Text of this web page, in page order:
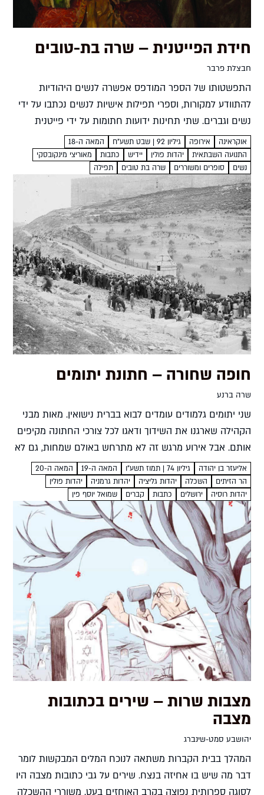
חידת הפייטנית – שרה בת-טובים
חבצלת פרבר
התפשטותו של הספר המודפס אפשרה לנשים היהודיות
להתוודע למקורות, וספרי תפילות אישיות לנשים נכתבו על ידי
נשים וגברים. שתי תחינות ידועות חתומות על ידי פייטנית
מסתורית בשם שרה בת-טובים חבצלת פרבר מסך מסתורין
אופף את...
אוקראינה אירופה גיליון 92 | שבט תשע"ח
המאה ה-18
התנועה השבתאית
יהדות פולין יידיש כתבות
מאוריצי מינקובסקי
נשים
סופרים ומשוררים שרה בת טובים תפילה
חופה שחורה – חתונת יתומים
שרה ברנע
שני יתומים גלמודים עומדים לבוא בברית נישואין. מאות מבני
הקהילה שארגנו את השידוך ודאגו לכל צורכי החתונה מקיפים
אותם. אבל אירוע מרגש זה לא מתרחש באולם שמחות, גם לא
בכיכר העיר, אלא בבית העלמין המקומי....
אליעזר בן יהודה גיליון 74 | תמוז תשע"ו המאה ה-19
המאה ה-20
הר הזיתים
השכלה יהדות גליציה יהדות גרמניה
יהדות פולין
יהדות רוסיה
ירושלים כתבות קברים שמואל יוסף פין
מצבות שרות – שירים בכתובות
מצבה
יהושבע סמט-שינברג
המהלך בבית הקברות משתאה לנוכח המלים המבקשות לומר
דבר מה שיש בו אחיזה בנצח. שירים על גבי כתובות מצבה היו
לסוגה ספרותית נפוצה בקרב האוחזים בעט. משוררי ההשכלה